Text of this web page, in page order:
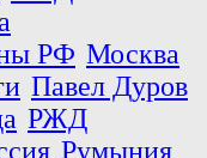
РФ Москва
Павел Дуров
РЖД
Румыния